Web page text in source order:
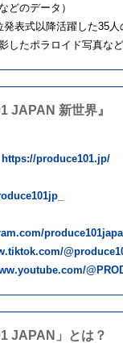
どのデータ）
発表式以降活躍した35
したポラロイド写真など
JAPAN 新世界』
https://produce101.jp/
JAPAN」とは？